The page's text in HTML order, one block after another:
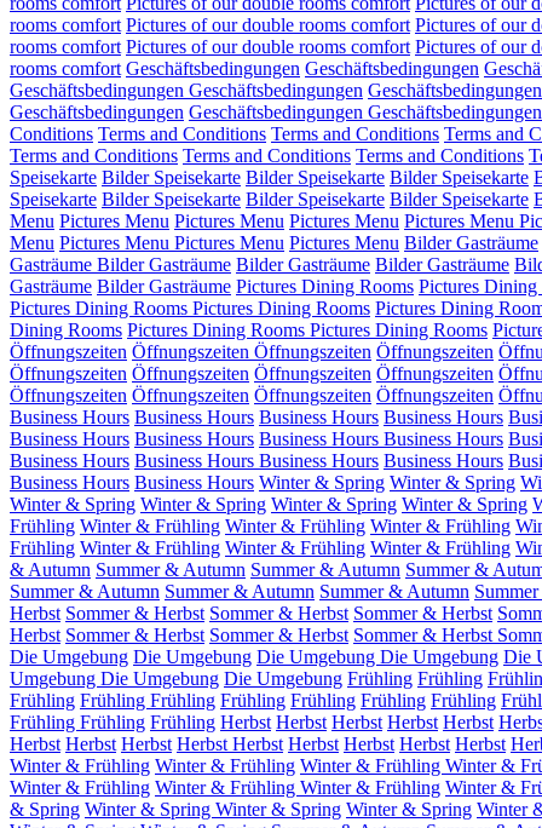
rooms comfort Pictures of our double rooms comfort Pictures of our
rooms comfort Pictures of our double rooms comfort Pictures of our
rooms comfort Geschäftsbedingungen Geschäftsbedingungen
Geschäftsbedingungen Geschäftsbedingungen Geschäftsbedingungen
Geschäftsbedingungen Geschäftsbedingungen Geschäftsbedingungen
Conditions Terms and Conditions Terms and Conditions Terms and
Terms and Conditions Terms and Conditions Terms and Conditions
Speisekarte Bilder Speisekarte Bilder Speisekarte Bilder Speisekarte
Speisekarte Bilder Speisekarte Bilder Speisekarte Bilder Speisekarte
Menu Pictures Menu Pictures Menu Pictures Menu Pictures Menu
Menu Pictures Menu Pictures Menu Pictures Menu Bilder Gasträume
Gasträume Bilder Gasträume Bilder Gasträume Bilder Gasträume
Gasträume Bilder Gasträume Pictures Dining Rooms Pictures Dining
Pictures Dining Rooms Pictures Dining Rooms Pictures Dining
Dining Rooms Pictures Dining Rooms Pictures Dining Rooms
Öffnungszeiten Öffnungszeiten Öffnungszeiten Öffnungszeiten
Öffnungszeiten Öffnungszeiten Öffnungszeiten Öffnungszeiten
Öffnungszeiten Öffnungszeiten Öffnungszeiten Öffnungszeiten
Business Hours Business Hours Business Hours Business Hours
Business Hours Business Hours Business Hours Business Hours
Business Hours Business Hours Business Hours Business Hours
Business Hours Business Hours Winter & Spring Winter & Spring
Winter & Spring Winter & Spring Winter & Spring Winter & Spring
Frühling Winter & Frühling Winter & Frühling Winter & Frühling
Frühling Winter & Frühling Winter & Frühling Winter & Frühling
& Autumn Summer & Autumn Summer & Autumn Summer &
Summer & Autumn Summer & Autumn Summer & Autumn
Herbst Sommer & Herbst Sommer & Herbst Sommer & Herbst
Herbst Sommer & Herbst Sommer & Herbst Sommer & Herbst
Die Umgebung Die Umgebung Die Umgebung Die Umgebung Die
Umgebung Die Umgebung Die Umgebung Frühling Frühling
Frühling Frühling Frühling Frühling Frühling Frühling Frühling
Frühling Frühling Frühling Herbst Herbst Herbst Herbst Herbst
Herbst Herbst Herbst Herbst Herbst Herbst Herbst Herbst Herbst
Winter & Frühling Winter & Frühling Winter & Frühling Winter &
Winter & Frühling Winter & Frühling Winter & Frühling Winter &
& Spring Winter & Spring Winter & Spring Winter & Spring Winter